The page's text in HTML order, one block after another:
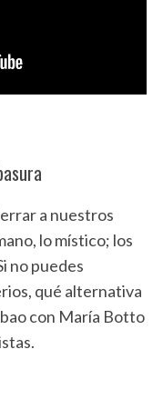
a nuestros
lo místico; los
no puedes
qué alternativa
con María Botto